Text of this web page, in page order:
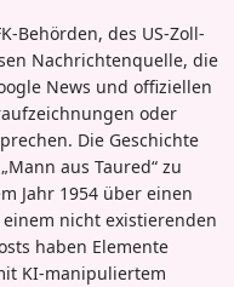
Behörden, des US-Zoll-
Nachrichtenquelle, die
News und offiziellen
oder
Die Geschichte
aus Taured“ zu
Jahr 1954 über einen
nicht existierenden
haben Elemente
KI-manipuliertem